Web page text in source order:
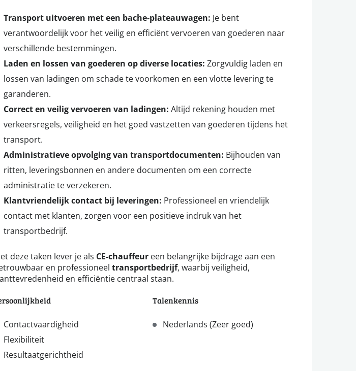
Transport uitvoeren met een bache-plateauwagen: Je bent
verantwoordelijk voor het veilig en efficiënt vervoeren van goederen naar
verschillende bestemmingen.
Laden en lossen van goederen op diverse locaties: Zorgvuldig laden en
lossen van ladingen om schade te voorkomen en een vlotte levering te
garanderen.
Correct en veilig vervoeren van ladingen: Altijd rekening houden met
verkeersregels, veiligheid en het goed vastzetten van goederen tijdens het
transport.
Administratieve opvolging van transportdocumenten: Bijhouden van
ritten, leveringsbonnen en andere documenten om een correcte
administratie te verzekeren.
Klantvriendelijk contact bij leveringen: Professioneel en vriendelijk
contact met klanten, zorgen voor een positieve indruk van het
transportbedrijf.
deze taken lever je als CE-chauffeur een belangrijke bijdrage aan een
en professioneel transportbedrijf, waarbij veiligheid,
en efficiëntie centraal staan.
Contactvaardigheid
Flexibiliteit
Resultaatgerichtheid
Talenkennis
Nederlands (Zeer goed)